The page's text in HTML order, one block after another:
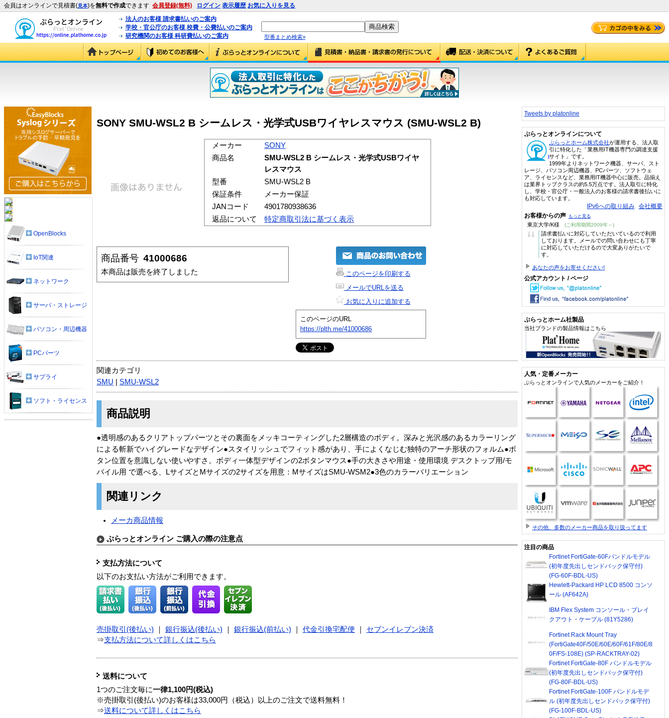
会員はオンラインで見積書(見本)を無料で作成できます 会員登録(無料) ログイン 表示履歴 お気に入りを見る
法人のお客様 請求書払いのご案内
学校・官公庁のお客様 校費・公費払いのご案内
研究機関のお客様 科研費払いのご案内
型番まとめ検索»
SONY SMU-WSL2 B シームレス・光学式USBワイヤレスマウス (SMU-WSL2 B)
メーカー
SONY
商品名
SMU-WSL2 B シームレス・光学式USBワイヤ
レスマウス
型番
SMU-WSL2 B
保証条件
メーカー保証
JANコード
4901780938636
返品について
特定商取引法に基づく表示
商品番号 41000686
本商品は販売を終了しました
このページを印刷する
メールでURLを送る
お気に入りに追加する
このページのURL
https://plth.me/41000686
関連カテゴリ
SMU
SMU-WSL2
商品説明
●透明感のあるクリアトップパーツとその裏面をメッキコーティングした2層構造のボディ。深みと光沢感のあるカラーリング
による斬新でハイグレードなデザイン●スタイリッシュでフィット感があり、手によくなじむ独特のアーチ形状のフォルム●ボ
タン位置を意識しない使いやすさ。ボディ一体型デザインの2ボタンマウス●手の大きさや用途・使用環境 デスクトップ用/モ
バイル用 で選べる、LサイズとMサイズの2サイズを用意：MサイズはSMU-WSM2●3色のカラーバリエーション
関連リンク
メーカ商品情報
ぷらっとオンライン ご購入の際の注意点
支払方法について
以下のお支払い方法がご利用できます。
売掛取引(後払い) 銀行振込(後払い) 銀行振込(前払い) 代金引換宅配便
セブンイレブン決済
⇒支払方法について詳しくはこちら
送料について
1つのご注文毎に一律1,100円(税込)
※売掛取引(後払い)のお客様は33,000円（税込）以上のご注文で送料無料！
⇒送料について詳しくはこちら
OpenBlocks
IoT関連
ネットワーク
サーバ・ストレージ
パソコン・周辺機器
PCパーツ
サプライ
ソフト・ライセンス
Tweets by platonline
ぷらっとオンラインについて
ぷらっとホーム株式会社が運用する、法人取
引に特化した「業務用IT機器専門の調達支援
サイト」です。
1999年よりネットワーク機器、サーバ、スト
レージ、パソコン周辺機器、PCパーツ、ソフトウェ
ア、ライセンスなど、業務用IT機器中心に販売。品揃え
は業界トップクラスの約5.5万点です。法人取引に特化
し、学校・官公庁・一般法人のお客様の請求書後払いに
も対応しています。
IPv6への取り組み 会社概要
お客様からの声 もっと見る
東京大学/K様 (ご利用期間2009年～)
“
請求書払いに対応していただいているので利用
しております。メールでの問い合わせにも丁寧
に対応していただけるので大変ありがたいで
す。
あなたの声をお寄せください!
公式アカウント / ページ
ぷらっとホーム社製品
当社ブランドの製品情報はこちら
人気・定番メーカー
ぷらっとオンラインで人気のメーカーをご紹介！
その他、多数のメーカー商品を取り扱ってます
注目の商品
Fortinet FortiGate-60Fバンドルモデル
(初年度先出しセンドバック保守付)
(FG-60F-BDL-US)
Hewlett-Packard HP LCD 8500 コンソ
ール (AF642A)
IBM Flex System コンソール・ブレイ
クアウト・ケーブル (81Y5286)
Fortinet Rack Mount Tray
(FortiGate40F/50E/60E/60F/61F/80E/8
0F/FS-108E) (SP-RACKTRAY-02)
Fortinet FortiGate-80F バンドルモデル
(初年度先出しセンドバック保守付)
(FG-80F-BDL-US)
Fortinet FortiGate-100F バンドルモデ
ル (初年度先出しセンドバック保守付)
(FG-100F-BDL-US)